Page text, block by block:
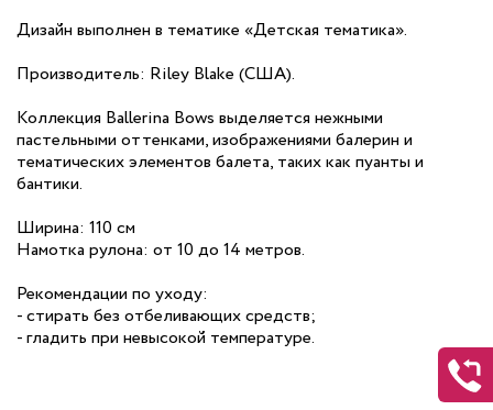
Дизайн выполнен в тематике «Детская тематика».
Производитель: Riley Blake (США).
Коллекция Ballerina Bows выделяется нежными
пастельными оттенками, изображениями балерин и
тематических элементов балета, таких как пуанты и
бантики.
Ширина: 110 см
Намотка рулона: от 10 до 14 метров.
Рекомендации по уходу:
- стирать без отбеливающих средств;
- гладить при невысокой температуре.